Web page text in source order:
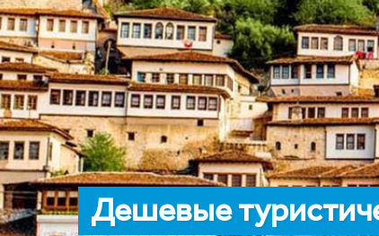
Дешевые